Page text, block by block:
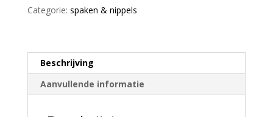
Categorie: spaken & nippels
Beschrijving
Aanvullende informatie